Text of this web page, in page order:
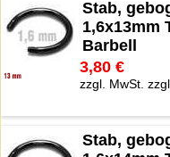
Stab,
1,6x13mm
Barbell
3,80 €
zzgl. MwSt.
Stab,